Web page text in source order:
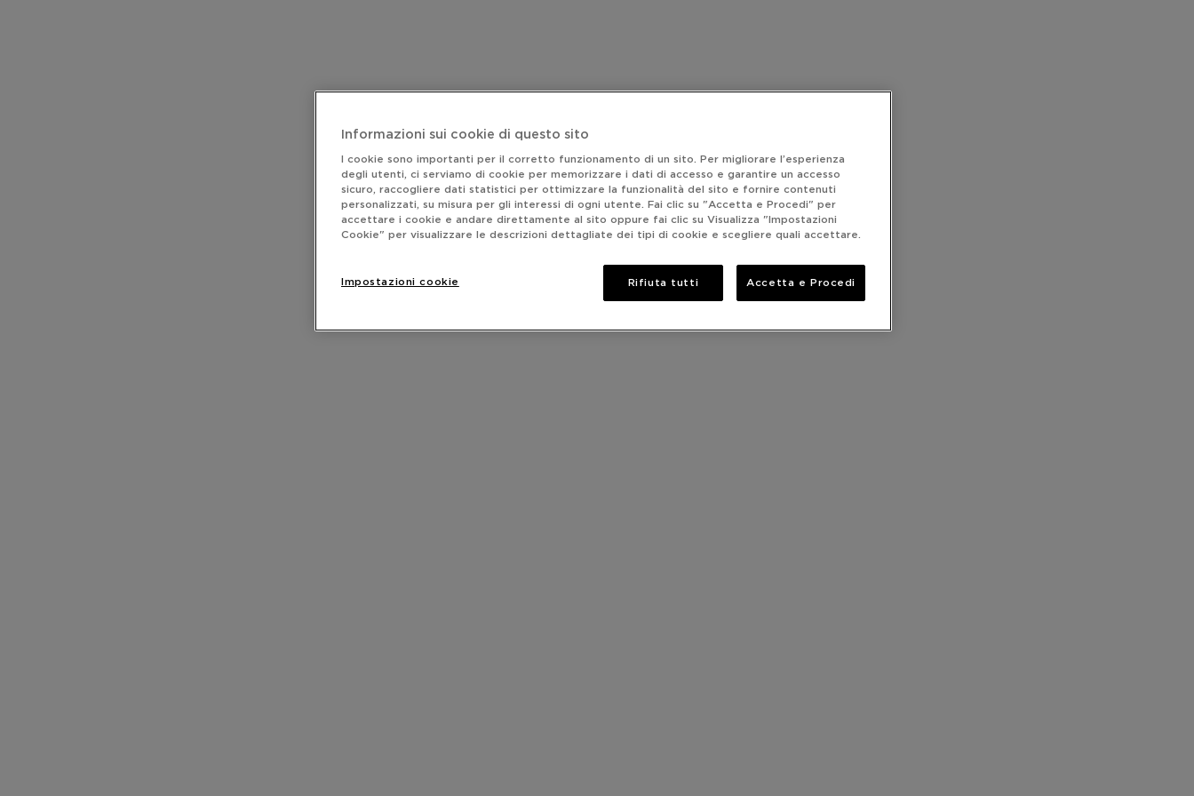
Informazioni sui cookie di questo sito
I cookie sono importanti per il corretto funzionamento di un sito. Per migliorare l’esperienza
degli utenti, ci serviamo di cookie per memorizzare i dati di accesso e garantire un accesso
sicuro, raccogliere dati statistici per ottimizzare la funzionalità del sito e fornire contenuti
personalizzati, su misura per gli interessi di ogni utente. Fai clic su "Accetta e Procedi" per
accettare i cookie e andare direttamente al sito oppure fai clic su Visualizza "Impostazioni
Cookie" per visualizzare le descrizioni dettagliate dei tipi di cookie e scegliere quali accettare.
Impostazioni cookie Rifiuta tutti Accetta e Procedi